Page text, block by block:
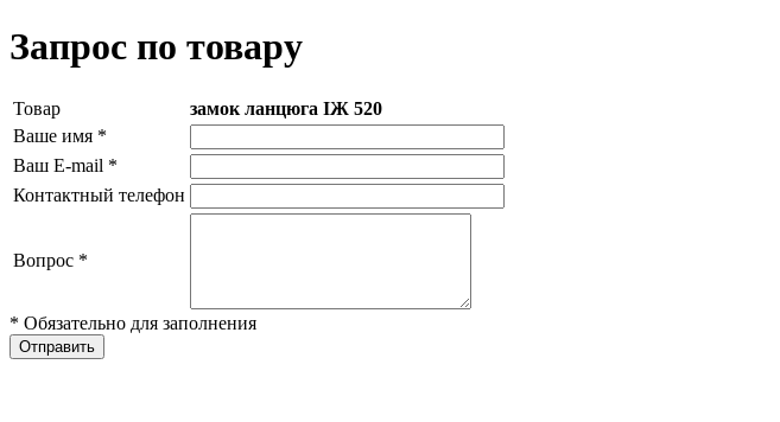
Запрос по товару
Товар
замок ланцюга ІЖ 520
Ваше имя *
Ваш E-mail *
Контактный телефон
Вопрос *
* Обязательно для заполнения
Отправить